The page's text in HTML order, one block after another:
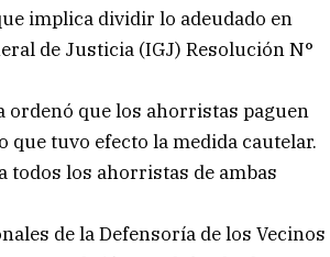
implica dividir lo adeudado en
de Justicia (IGJ) Resolución N°
ordenó que los ahorristas paguen
tuvo efecto la medida cautelar.
todos los ahorristas de ambas
de la Defensoría de los Vecinos